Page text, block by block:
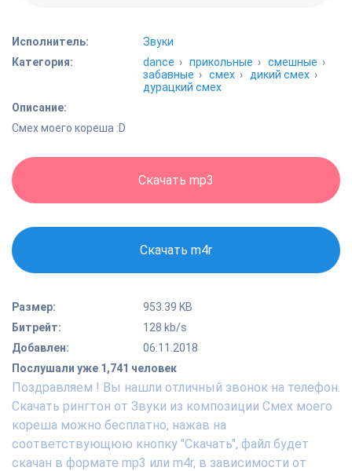
Исполнитель:
Звуки
Категория:
dance ›прикольные ›смешные ›
забавные ›смех › дикий смех ›
дурацкий смех
Описание:
Смех моего кореша :D
Скачать mp3
Скачать m4r
Размер:
953.39 KB
Битрейт:
128 kb/s
Добавлен:
06.11.2018
Послушали уже 1,741 человек
Поздравляем ! Вы нашли отличный звонок на телефон.
Скачать рингтон от Звуки из композиции Смех моего
кореша можно бесплатно, нажав на
соответствующюю кнопку "Скачать", файл будет
скачан в формате mp3 или m4r, в зависимости от